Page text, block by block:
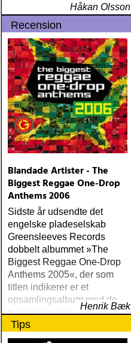
Håkan Olsson
Recension
Blandade Artister - The
Biggest Reggae One-Drop
Anthems 2006
Sidste år udsendte det
engelske pladeselskab
Greensleeves Records
dobbelt albummet »The
Biggest Reggae One-Drop
Anthems 2005«, der som
titlen indikerer er et
opsamlingsalbum med de
bedste numre indenfor den
populære reggaestil kaldet
one-drop
Henrik Bæk
Tips